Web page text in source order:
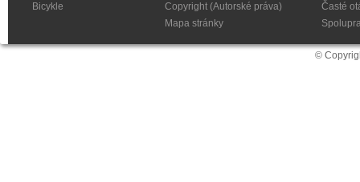
Bicykle
Copyright (Autorské práva)
Mapa stránky
Časté
©